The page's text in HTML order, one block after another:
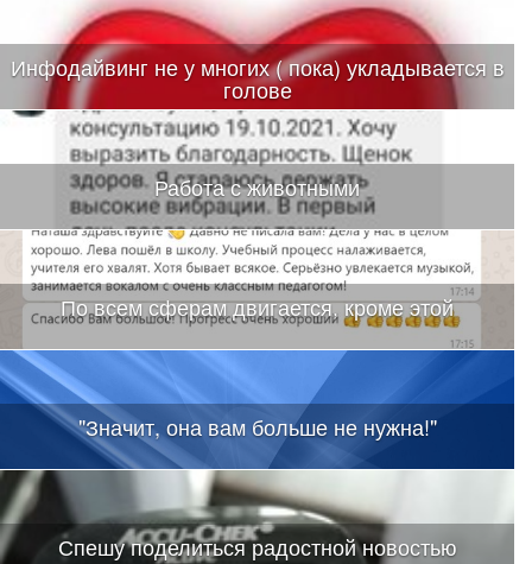
Инфодайвинг не у многих ( пока) укладывается в
голове
Работа с животными
По всем сферам двигается, кроме этой
"Значит, она вам больше не нужна!"
Спешу поделиться радостной новостью